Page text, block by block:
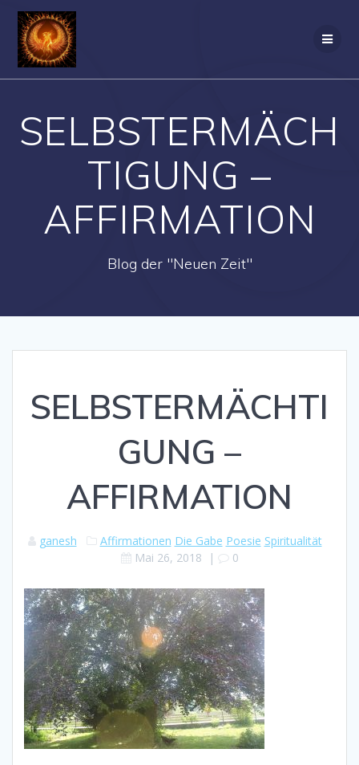
SELBSTERMÄCH
TIGUNG –
AFFIRMATION
Blog der "Neuen Zeit"
SELBSTERMÄCHTI
GUNG –
AFFIRMATION
ganesh Affirmationen Die Gabe Poesie Spiritualität
Mai 26, 2018 | 0